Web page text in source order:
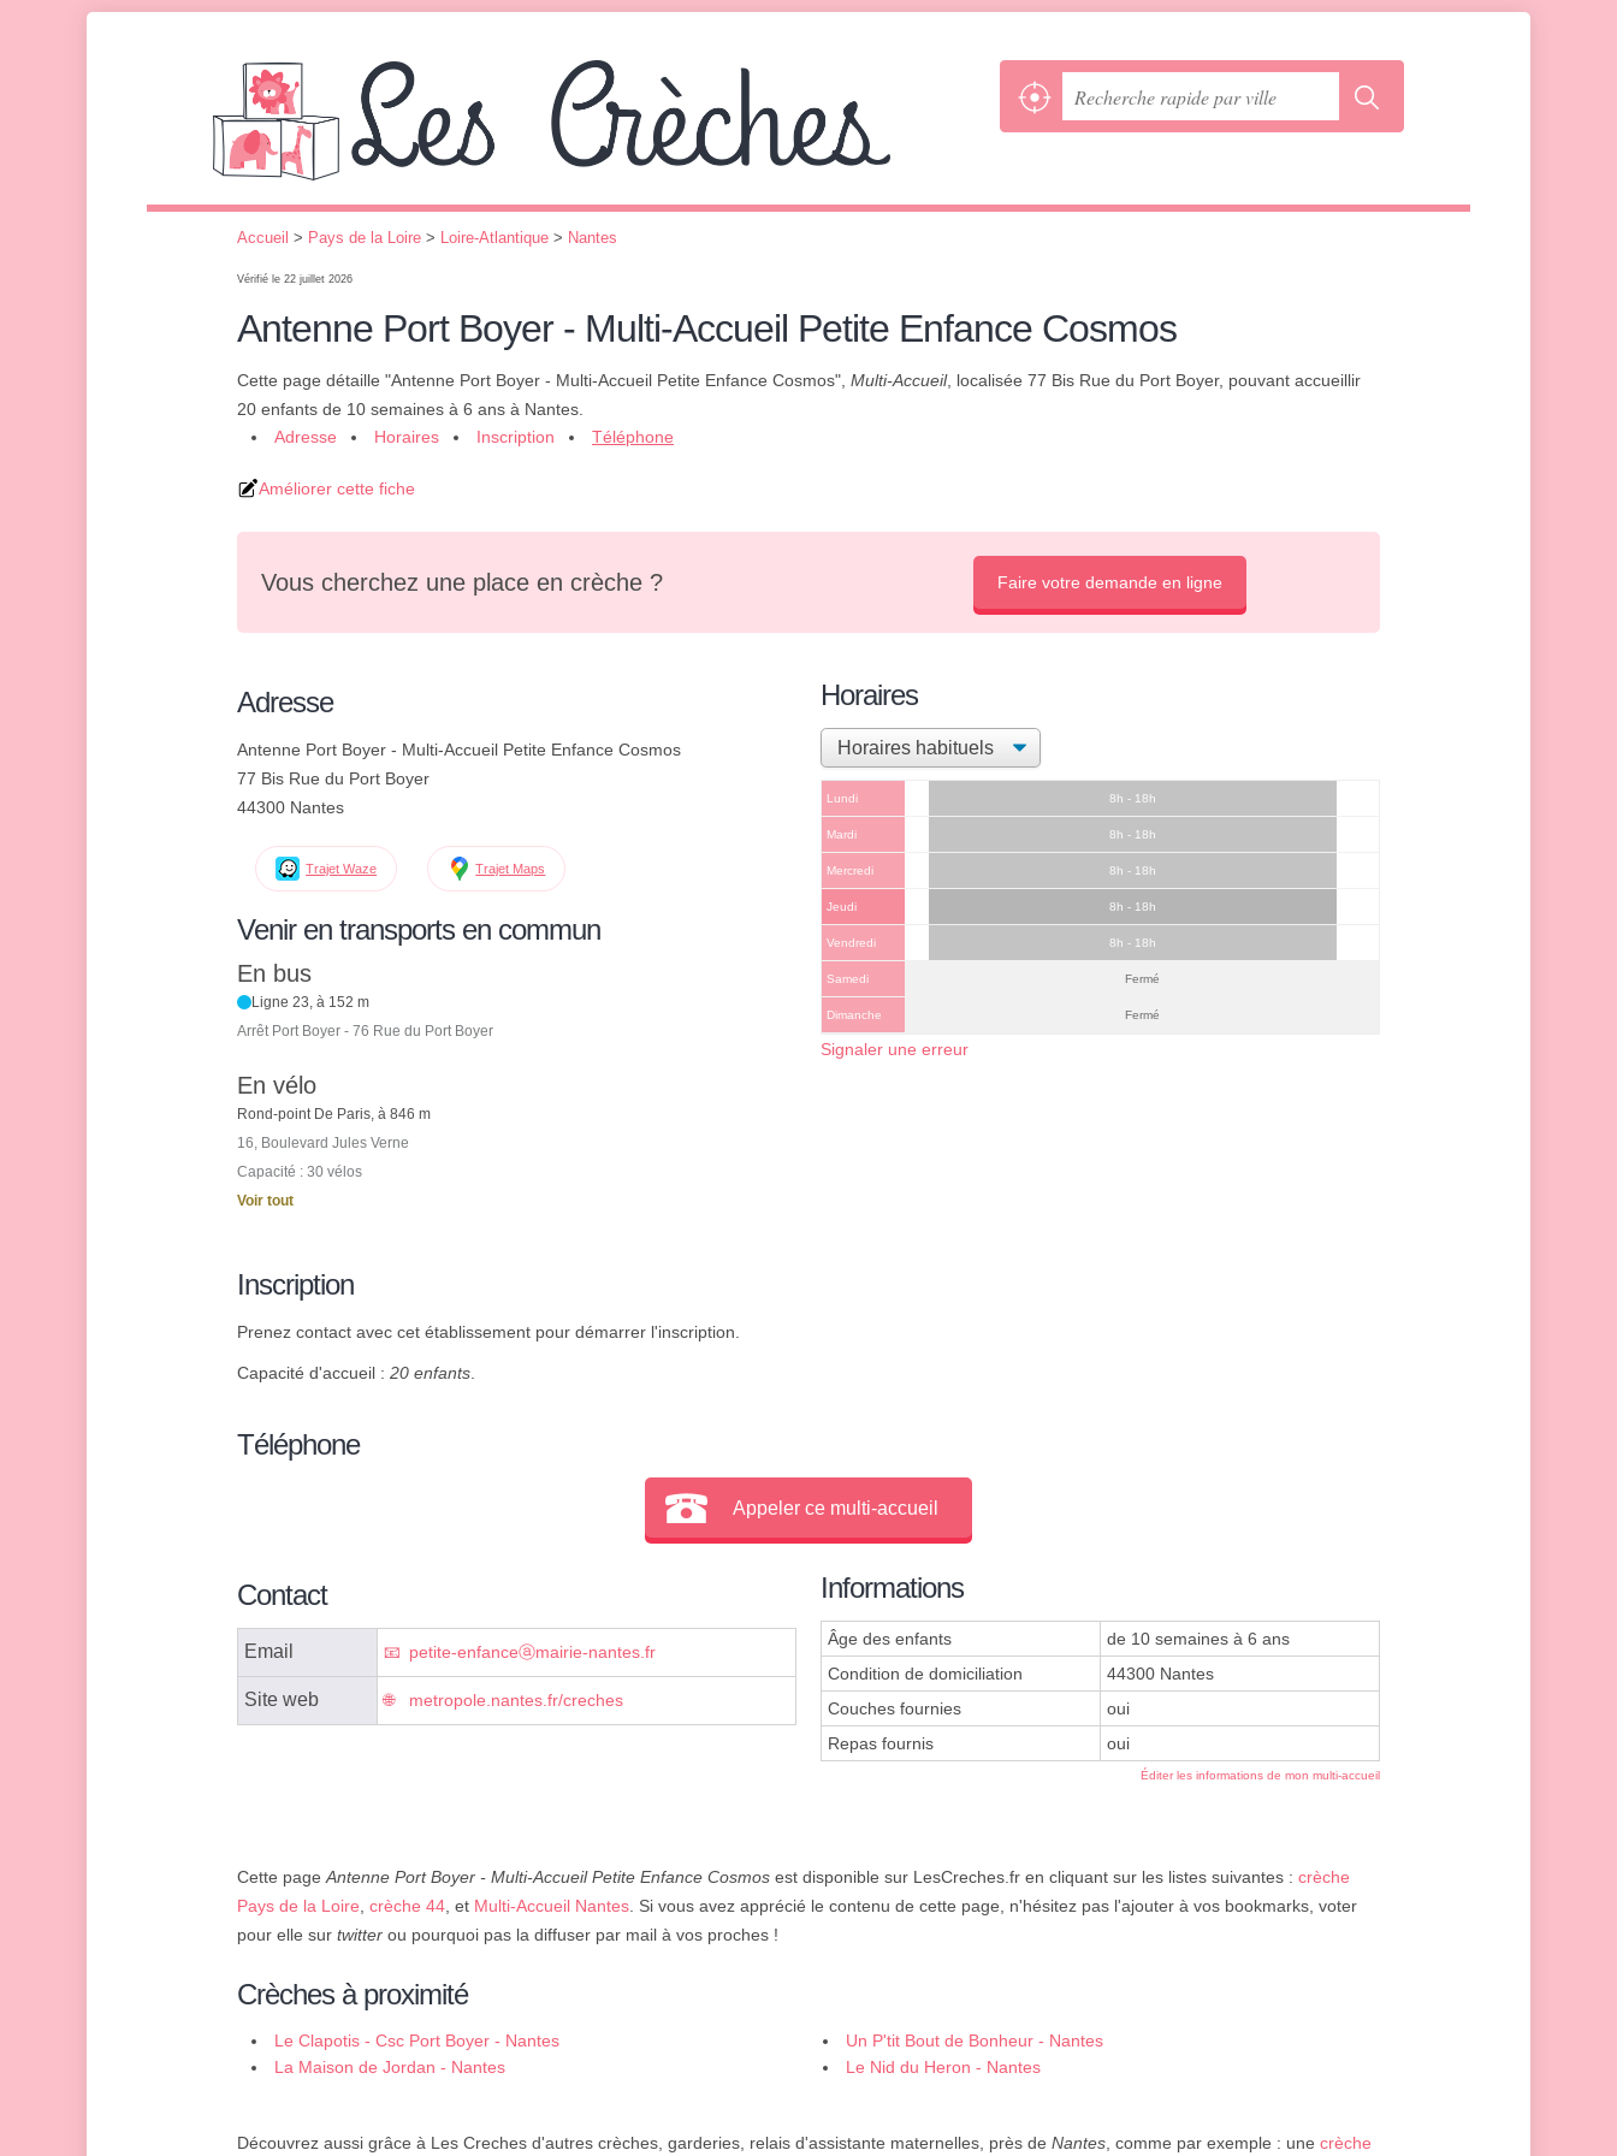
Accueil > Pays de la Loire > Loire-Atlantique > Nantes
Vérifié le 22 juillet 2026
Antenne Port Boyer - Multi-Accueil Petite Enfance Cosmos
Cette page détaille "Antenne Port Boyer - Multi-Accueil Petite Enfance Cosmos", Multi-Accueil, localisée 77 Bis Rue du Port Boyer, pouvant accueillir
20 enfants de 10 semaines à 6 ans à Nantes.
Adresse
Horaires Inscription Téléphone
Améliorer cette fiche
Vous cherchez une place en crèche ? Faire votre demande en ligne
Adresse
Antenne Port Boyer - Multi-Accueil Petite Enfance Cosmos
77 Bis Rue du Port Boyer
44300 Nantes
Trajet Waze Trajet Maps
Venir en transports en commun
En bus
Ligne 23, à 152 m
Arrêt Port Boyer - 76 Rue du Port Boyer
En vélo
Rond-point De Paris, à 846 m
16, Boulevard Jules Verne
Capacité : 30 vélos
Voir tout
Horaires
Lundi 8h - 18h
Mardi 8h - 18h
Mercredi 8h - 18h
Jeudi 8h - 18h
Vendredi 8h - 18h
Samedi Fermé
Dimanche Fermé
Signaler une erreur
Inscription
Prenez contact avec cet établissement pour démarrer l'inscription.
Capacité d'accueil : 20 enfants.
Téléphone
Appeler ce multi-accueil
Contact
Email petite-enfanceⓐmairie-nantes.fr
Site web metropole.nantes.fr/creches
Informations
Âge des enfants
de 10 semaines à 6 ans
Condition de domiciliation
44300 Nantes
Couches fournies
oui
Repas fournis
oui
Éditer les informations de mon multi-accueil
Cette pageAntenne Port Boyer - Multi-Accueil Petite Enfance Cosmos est disponible sur LesCreches.fr en cliquant sur les listes suivantes : crèche
Pays de la Loire, crèche 44, et Multi-Accueil Nantes. Si vous avez apprécié le contenu de cette page, n'hésitez pas l'ajouter à vos bookmarks, voter
pour elle sur twitter ou pourquoi pas la diffuser par mail à vos proches !
Crèches à proximité
Le Clapotis - Csc Port Boyer - Nantes
Un P'tit Bout de Bonheur - Nantes
La Maison de Jordan - Nantes
Le Nid du Heron - Nantes
Découvrez aussi grâce à Les Creches d'autres crèches, garderies, relais d'assistante maternelles, près de Nantes, comme par exemple : une crèche